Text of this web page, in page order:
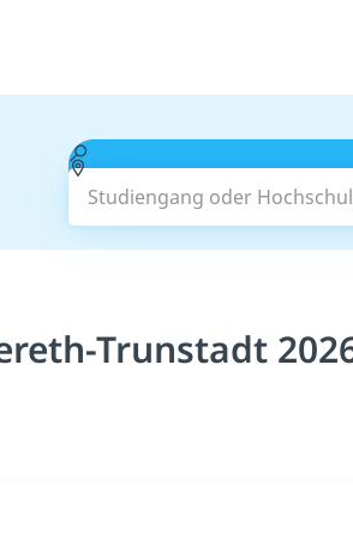
Studiengang oder Hochschule
Trunstadt